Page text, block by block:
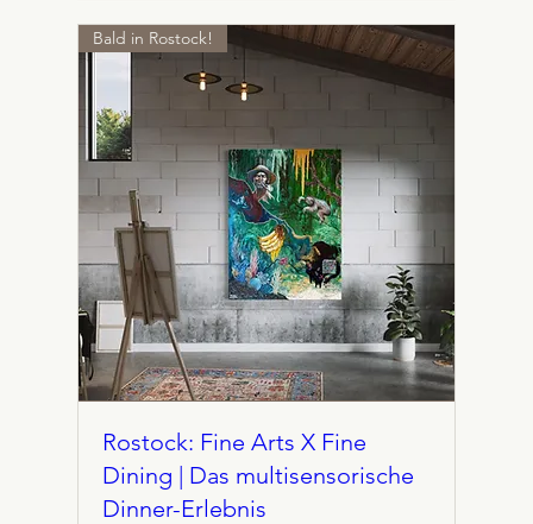
Bald in Rostock!
Rostock: Fine Arts X Fine
Dining | Das multisensorische
Dinner-Erlebnis